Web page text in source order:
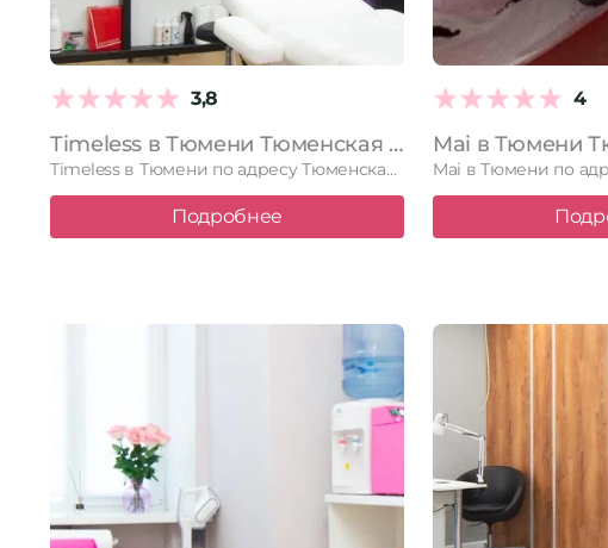
3,8
Timeless в Тюмени Тюменская область, Тюмень, Пермякова, 71 к1, 1 этаж
Timeless в Тюмени по адресу Тюменская область, Тюмень, Пермякова, 71 …
Подробнее
4